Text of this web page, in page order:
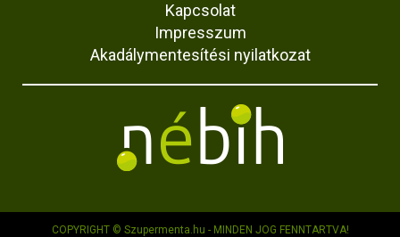
Kapcsolat
Impresszum
Akadálymentesítési nyilatkozat
COPYRIGHT © Szupermenta.hu - MINDEN JOG FENNTARTVA!